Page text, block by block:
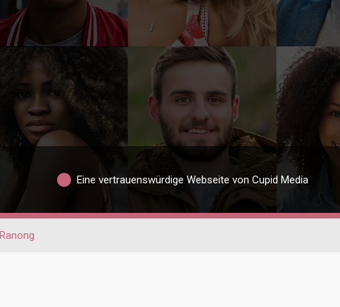
Eine vertrauenswürdige Webseite von Cupid Media
Ranong